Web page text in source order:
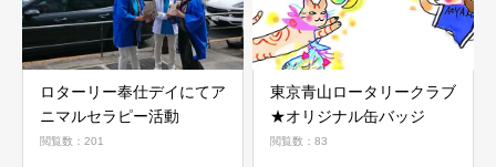
ロターリー奉仕デイにてア
ニマルセラピー活動
閲覧数：201
東京青山ロータリークラブ
★オリジナル缶バッジ
閲覧数：83